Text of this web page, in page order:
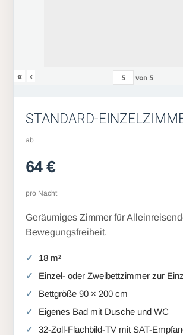
« ‹ von 5
STANDARD-
ab
64 €
pro Nacht
Geräumiges Zimmer für
Bewegungsfreiheit.
18 m²
Einzel- oder Zweibettzimmer zur
Bettgröße 90 × 200 cm
Eigenes Bad mit Dusche und WC
32-Zoll-Flachbild-TV mit SAT-